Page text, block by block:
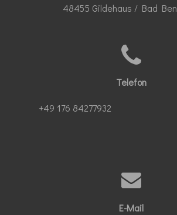
48455 Gildehaus / Bad
Telefon
+49 176 84277932
E-Mail